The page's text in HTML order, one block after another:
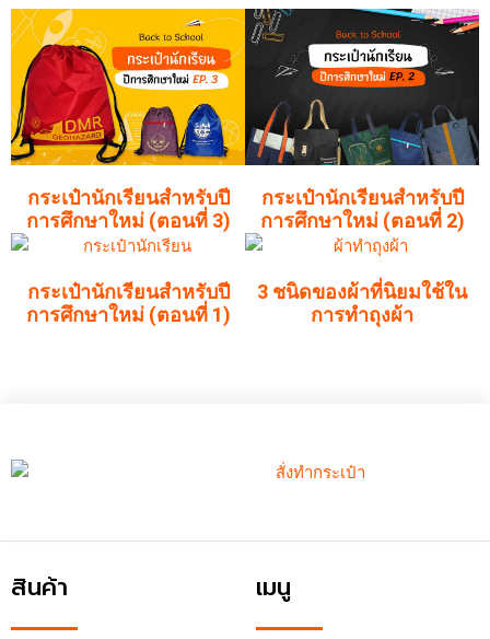
กระเป๋านักเรียนสำหรับปี
การศึกษาใหม่ (ตอนที่ 3)
กระเป๋านักเรียนสำหรับปี
การศึกษาใหม่ (ตอนที่ 2)
กระเป๋านักเรียนสำหรับปี
การศึกษาใหม่ (ตอนที่ 1)
3 ชนิดของผ้าที่นิยมใช้ใน
การทำถุงผ้า
สินค้า เมนู